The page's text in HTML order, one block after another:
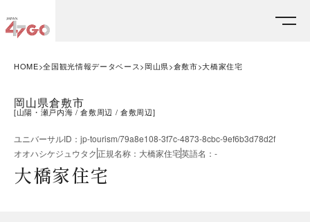
HOME 全国観光情報データベース 岡山県 倉敷市 大橋家住宅
岡山県倉敷市
[山陽・瀬戸内海 倉敷周辺 倉敷周辺]
ユニバーサルID ： jp-tourism/79a8e108-3f7c-4873-8cbc-9ef6b3d78d2f
オオハシケジュウタク正規名称 ： 大橋家住宅英語名 ： -
大橋家住宅